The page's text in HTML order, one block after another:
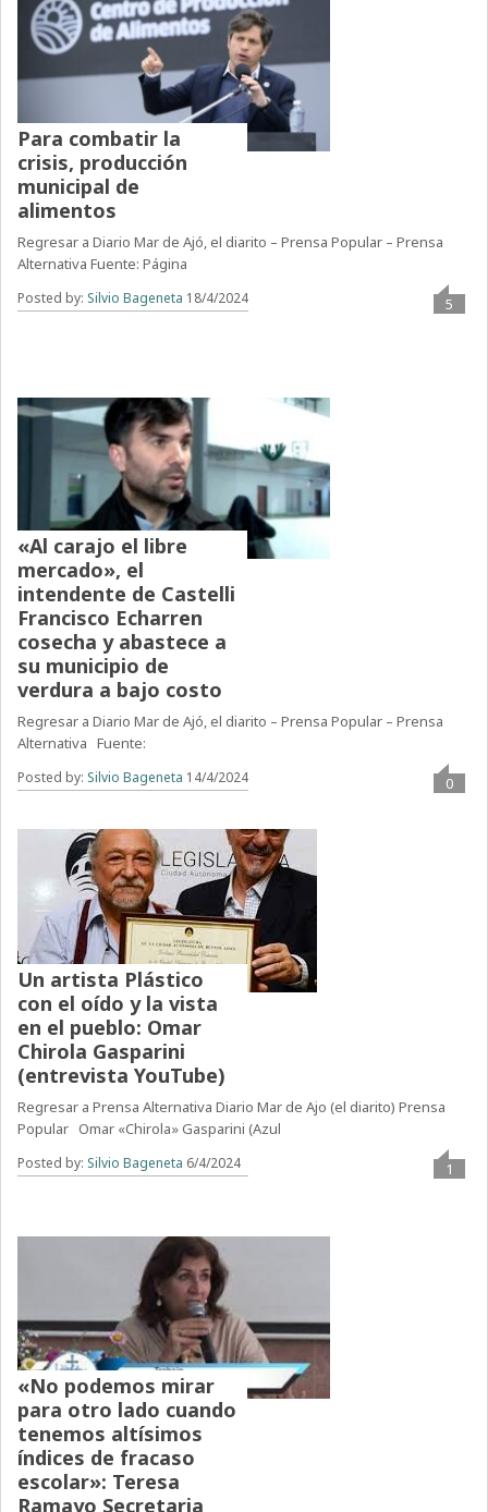
Para combatir la
crisis, producción
municipal de
alimentos
Regresar a Diario Mar de Ajó, el diarito – Prensa Popular – Prensa
Alternativa Fuente: Página
Posted by: Silvio Bageneta 18/4/2024 5
«Al carajo el libre
mercado», el
intendente de Castelli
Francisco Echarren
cosecha y abastece a
su municipio de
verdura a bajo costo
Regresar a Diario Mar de Ajó, el diarito – Prensa Popular – Prensa
Alternativa Fuente:
Posted by: Silvio Bageneta 14/4/2024 0
Un artista Plástico
con el oído y la vista
en el pueblo: Omar
Chirola Gasparini
(entrevista YouTube)
Regresar a Prensa Alternativa Diario Mar de Ajo (el diarito) Prensa
Popular Omar «Chirola» Gasparini (Azul
Posted by: Silvio Bageneta 6/4/2024 1
«No podemos mirar
para otro lado cuando
tenemos altísimos
índices de fracaso
escolar»: Teresa
Ramayo Secretaria